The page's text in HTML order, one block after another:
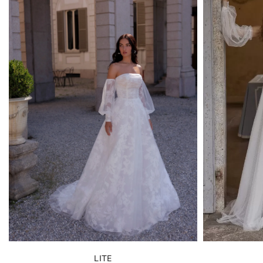
БРЕНД
СИЛУЭТ
СТИЛЬ
КОЛЛЕКЦИИ
РАЗМЕР
ДЛИНА
LITE